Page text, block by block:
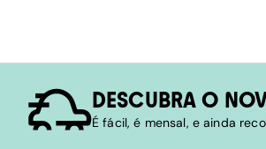
DESCUBRA O
É fácil, é mensal, e ainda